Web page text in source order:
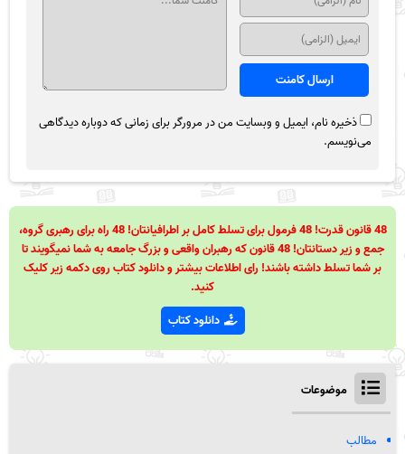
ذخیره نام، ایمیل و وبسایت من در مرورگر برای زمانی که دوباره دیدگاهی
می‌نویسم.
48 قانون قدرت! 48 فرمول برای تسلط کامل بر اطرافیانتان! 48 راه برای رهبری گروه،
جمع و زیر دستانتان! 48 قانون که رهبران واقعی و بزرگ جامعه به شما نمیگویند تا
بر شما تسلط داشته باشند! رای اطلاعات بیشتر و دانلود کتاب روی دکمه زیر کلیک
کنید.
دانلود کتاب
موضوعات
مطالب